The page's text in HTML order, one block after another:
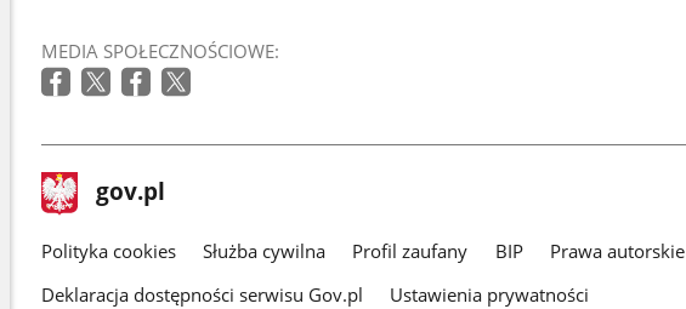
MEDIA SPOŁECZNOŚCIOWE:
stopka
gov.pl Strona
gov.pl
gov.pl
Polityka cookies Służba cywilna Profil zaufany BIP Prawa autorskie
Deklaracja dostępności serwisu Gov.pl
Ustawienia prywatności